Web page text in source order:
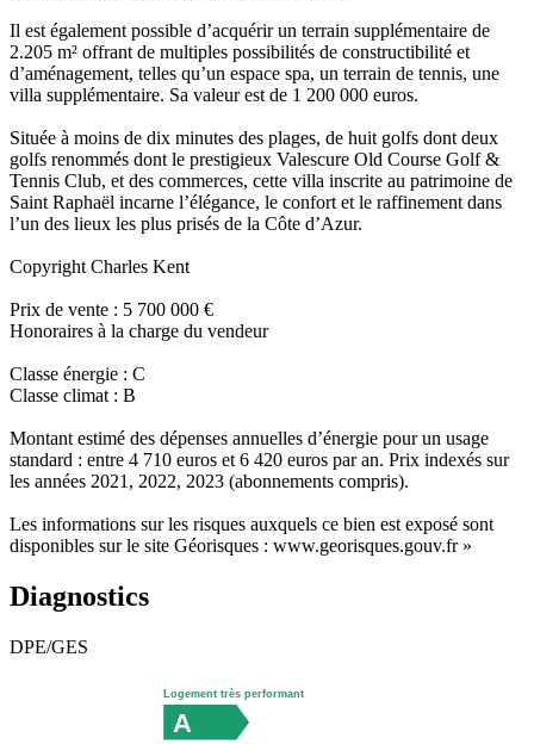
Il est également possible d’acquérir un terrain supplémentaire de
2.205 m² offrant de multiples possibilités de constructibilité et
d’aménagement, telles qu’un espace spa, un terrain de tennis, une
villa supplémentaire. Sa valeur est de 1 200 000 euros.
Située à moins de dix minutes des plages, de huit golfs dont deux
golfs renommés dont le prestigieux Valescure Old Course Golf &
Tennis Club, et des commerces, cette villa inscrite au patrimoine de
Saint Raphaël incarne l’élégance, le confort et le raffinement dans
l’un des lieux les plus prisés de la Côte d’Azur.
Copyright Charles Kent
Prix de vente : 5 700 000 €
Honoraires à la charge du vendeur
Classe énergie : C
Classe climat : B
Montant estimé des dépenses annuelles d’énergie pour un usage
standard : entre 4 710 euros et 6 420 euros par an. Prix indexés sur
les années 2021, 2022, 2023 (abonnements compris).
Les informations sur les risques auxquels ce bien est exposé sont
disponibles sur le site Géorisques : www.georisques.gouv.fr »
Diagnostics
DPE/GES
A
Logement très performant